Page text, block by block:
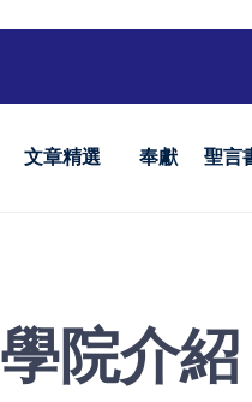
文章精選 奉獻 聖言
學院介紹